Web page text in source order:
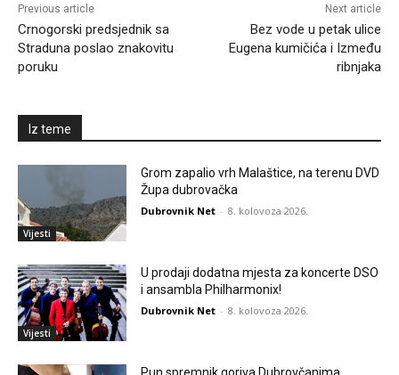
Previous article
Crnogorski predsjednik sa
Straduna poslao znakovitu
poruku
Next article
Bez vode u petak ulice
Eugena kumičića i Između
ribnjaka
Iz teme
Vijesti
Grom zapalio vrh Malaštice, na terenu DVD
Župa dubrovačka
Dubrovnik Net - 8. kolovoza 2026.
Vijesti
U prodaji dodatna mjesta za koncerte DSO
i ansambla Philharmonix!
Dubrovnik Net - 8. kolovoza 2026.
Pun spremnik goriva Dubrovčanima